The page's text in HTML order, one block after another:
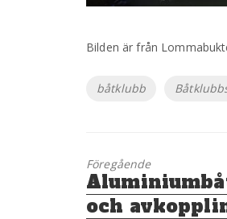
Bilden är från
Etiketter
båtklubb
Föregående
Föregående
inlägg:
och